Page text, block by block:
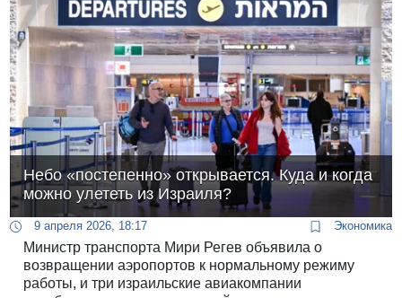
Небо «постепенно» открывается. Куда и когда
можно улететь из Израиля?
9 апреля 2026, 18:17 Экономика
Министр транспорта Мири Регев объявила о
возвращении аэропортов к нормальному режиму
работы, и три израильские авиакомпании